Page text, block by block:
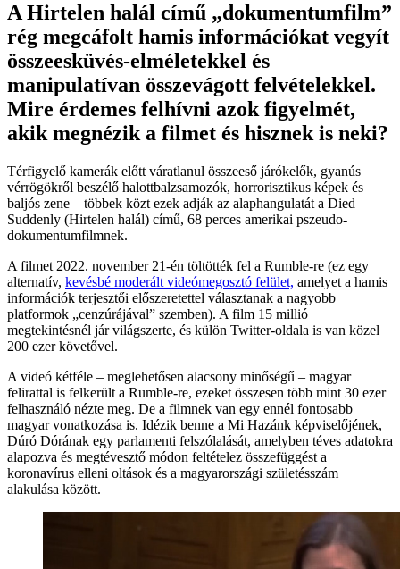
A Hirtelen halál című „dokumentumfilm”
rég megcáfolt hamis információkat vegyít
összeesküvés-elméletekkel és
manipulatívan összevágott felvételekkel.
Mire érdemes felhívni azok figyelmét,
akik megnézik a filmet és hisznek is neki?
Térfigyelő kamerák előtt váratlanul összeeső járókelők, gyanús
vérrögökről beszélő halottbalzsamozók, horrorisztikus képek és
baljós zene – többek közt ezek adják az alaphangulatát a Died
Suddenly (Hirtelen halál) című, 68 perces amerikai pszeudo-
dokumentumfilmnek.
A filmet 2022. november 21-én töltötték fel a Rumble-re (ez egy
alternatív, kevésbé moderált videómegosztó felület, amelyet a hamis
információk terjesztői előszeretettel választanak a nagyobb
platformok „cenzúrájával” szemben). A film 15 millió
megtekintésnél jár világszerte, és külön Twitter-oldala is van közel
200 ezer követővel.
A videó kétféle – meglehetősen alacsony minőségű – magyar
felirattal is felkerült a Rumble-re, ezeket összesen több mint 30 ezer
felhasználó nézte meg. De a filmnek van egy ennél fontosabb
magyar vonatkozása is. Idézik benne a Mi Hazánk képviselőjének,
Dúró Dórának egy parlamenti felszólalását, amelyben téves adatokra
alapozva és megtévesztő módon feltételez összefüggést a
koronavírus elleni oltások és a magyarországi születésszám
alakulása között.